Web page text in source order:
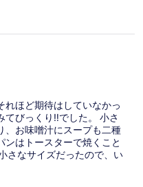
れほど期待はしていなかっ
びっくり‼️でした。 小さ
、お味噌汁にスープも二種
はトースターで焼くこと
さなサイズだったので、い
むすまでいただくことが
モリいただきました！